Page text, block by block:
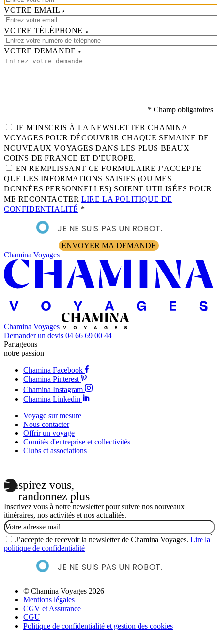
VOTRE EMAIL
VOTRE TÉLÉPHONE
VOTRE DEMANDE
* Champ obligatoires
JE M'INSCRIS À LA NEWSLETTER CHAMINA
VOYAGES POUR DÉCOUVRIR CHAQUE SEMAINE DE
NOUVEAUX VOYAGES DANS LES PLUS BEAUX
COINS DE FRANCE ET D'EUROPE.
EN REMPLISSANT CE FORMULAIRE J’ACCEPTE
QUE LES INFORMATIONS SAISIES (OU MES
DONNÉES PERSONNELLES) SOIENT UTILISÉES POUR
ME RECONTACTERLIRE LA POLITIQUE DE
CONFIDENTIALITÉ *
JE NE SUIS PAS UN ROBOT.
ENVOYER MA DEMANDE
Chamina Voyages
Chamina Voyages
Demander un devis 04 66 69 00 44
Partageons
notre passion
Chamina Facebook
Chamina Pinterest
Chamina Instagram
Chamina Linkedin
Voyage sur mesure
Nous contacter
Offrir un voyage
Comités d'entreprise et collectivités
Clubs et associations
Inspirez vous,
randonnez plus
Inscrivez vous à notre newsletter pour suivre nos nouveaux
itinéraires, nos activités et nos actualités.
Email
J’accepte de recevoir la newsletter de Chamina Voyages. Lire la
politique de confidentialité
JE NE SUIS PAS UN ROBOT.
© Chamina Voyages 2026
Mentions légales
CGV et Assurance
CGU
Politique de confidentialité et gestion des cookies